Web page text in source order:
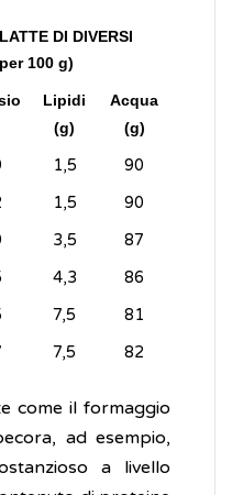
DI DIVERSI
100 g)
Lipidi
(g)
Acqua
(g)
1,5
90
1,5
90
3,5
87
4,3
86
7,5
81
7,5 82
come il formaggio
ad esempio,
a livello